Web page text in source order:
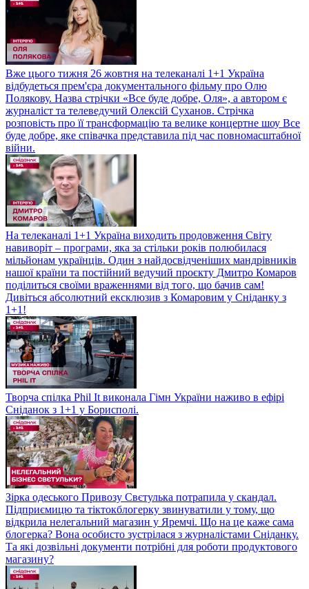
Вже цього тижня 26 жовтня на телеканалі 1+1 Україна
відбудеться прем'єра документального фільму про Олю
Полякову. Назва стрічки «Все буде добре, Оля», а автором є
журналіст та телеведучий Олексій Суханов. Стрічка
розповість про її трансформацію та велике концертне шоу Все
буде добре, яке співачка представила під час повномасштабної
війни.
На телеканалі 1+1 Україна виходить продовження Світу
навиворіт – програми, яка за стільки років полюбилася
мільйонам українців. Один з найдосвідченіших мандрівників
нашої країни та постійний ведучий проєкту Дмитро Комаров
поділиться своїми враженнями від того, що бачив сам!
Дивіться абсолютний ексклюзив з Комаровим у Сніданку з
1+1!
Творча спілка Phil It виконала Гімн України наживо в ефірі
Сніданок з 1+1 у Борисполі.
Зірка одеського Привозу Свєтулька потрапила у скандал.
Підприємицю та тіктокблогерку звинуватили у тому, що
відкрила нелегальний магазин у Яремчі. Що на це каже сама
блогерка? Вона особисто зустрілася з журналістами Сніданку.
Та які дозвільні документи потрібні для роботи продуктового
магазину?